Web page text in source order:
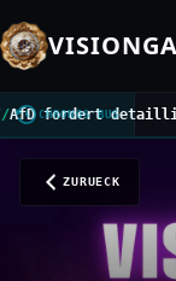
CHRONOS BUS
detaillierte
ZURUECK